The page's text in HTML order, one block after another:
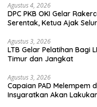
Agustus 4, 2026
DPC PKB OKI Gelar
Serentak, Ketua Ajak
Agustus 3, 2026
LTB Gelar Pelatihan Bagi
Timur dan Jangkat
Agustus 3, 2026
Capaian PAD Melempem
Insyaratkan Akan